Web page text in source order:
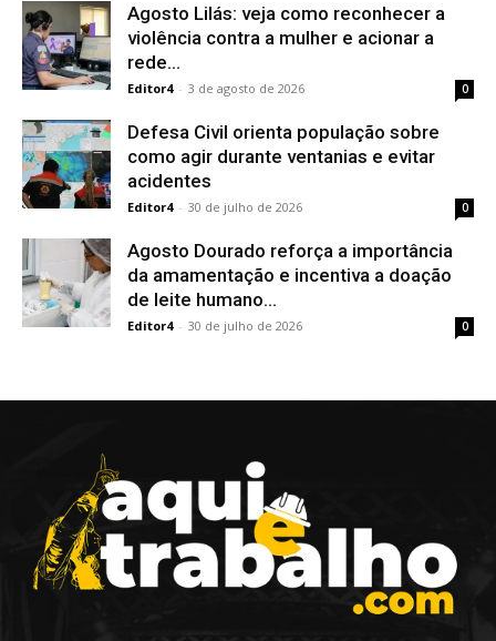
Agosto Lilás: veja como reconhecer a
violência contra a mulher e acionar a
rede...
Editor4 - 3 de agosto de 2026 0
Defesa Civil orienta população sobre
como agir durante ventanias e evitar
acidentes
Editor4 - 30 de julho de 2026 0
Agosto Dourado reforça a importância
da amamentação e incentiva a doação
de leite humano...
Editor4 - 30 de julho de 2026 0